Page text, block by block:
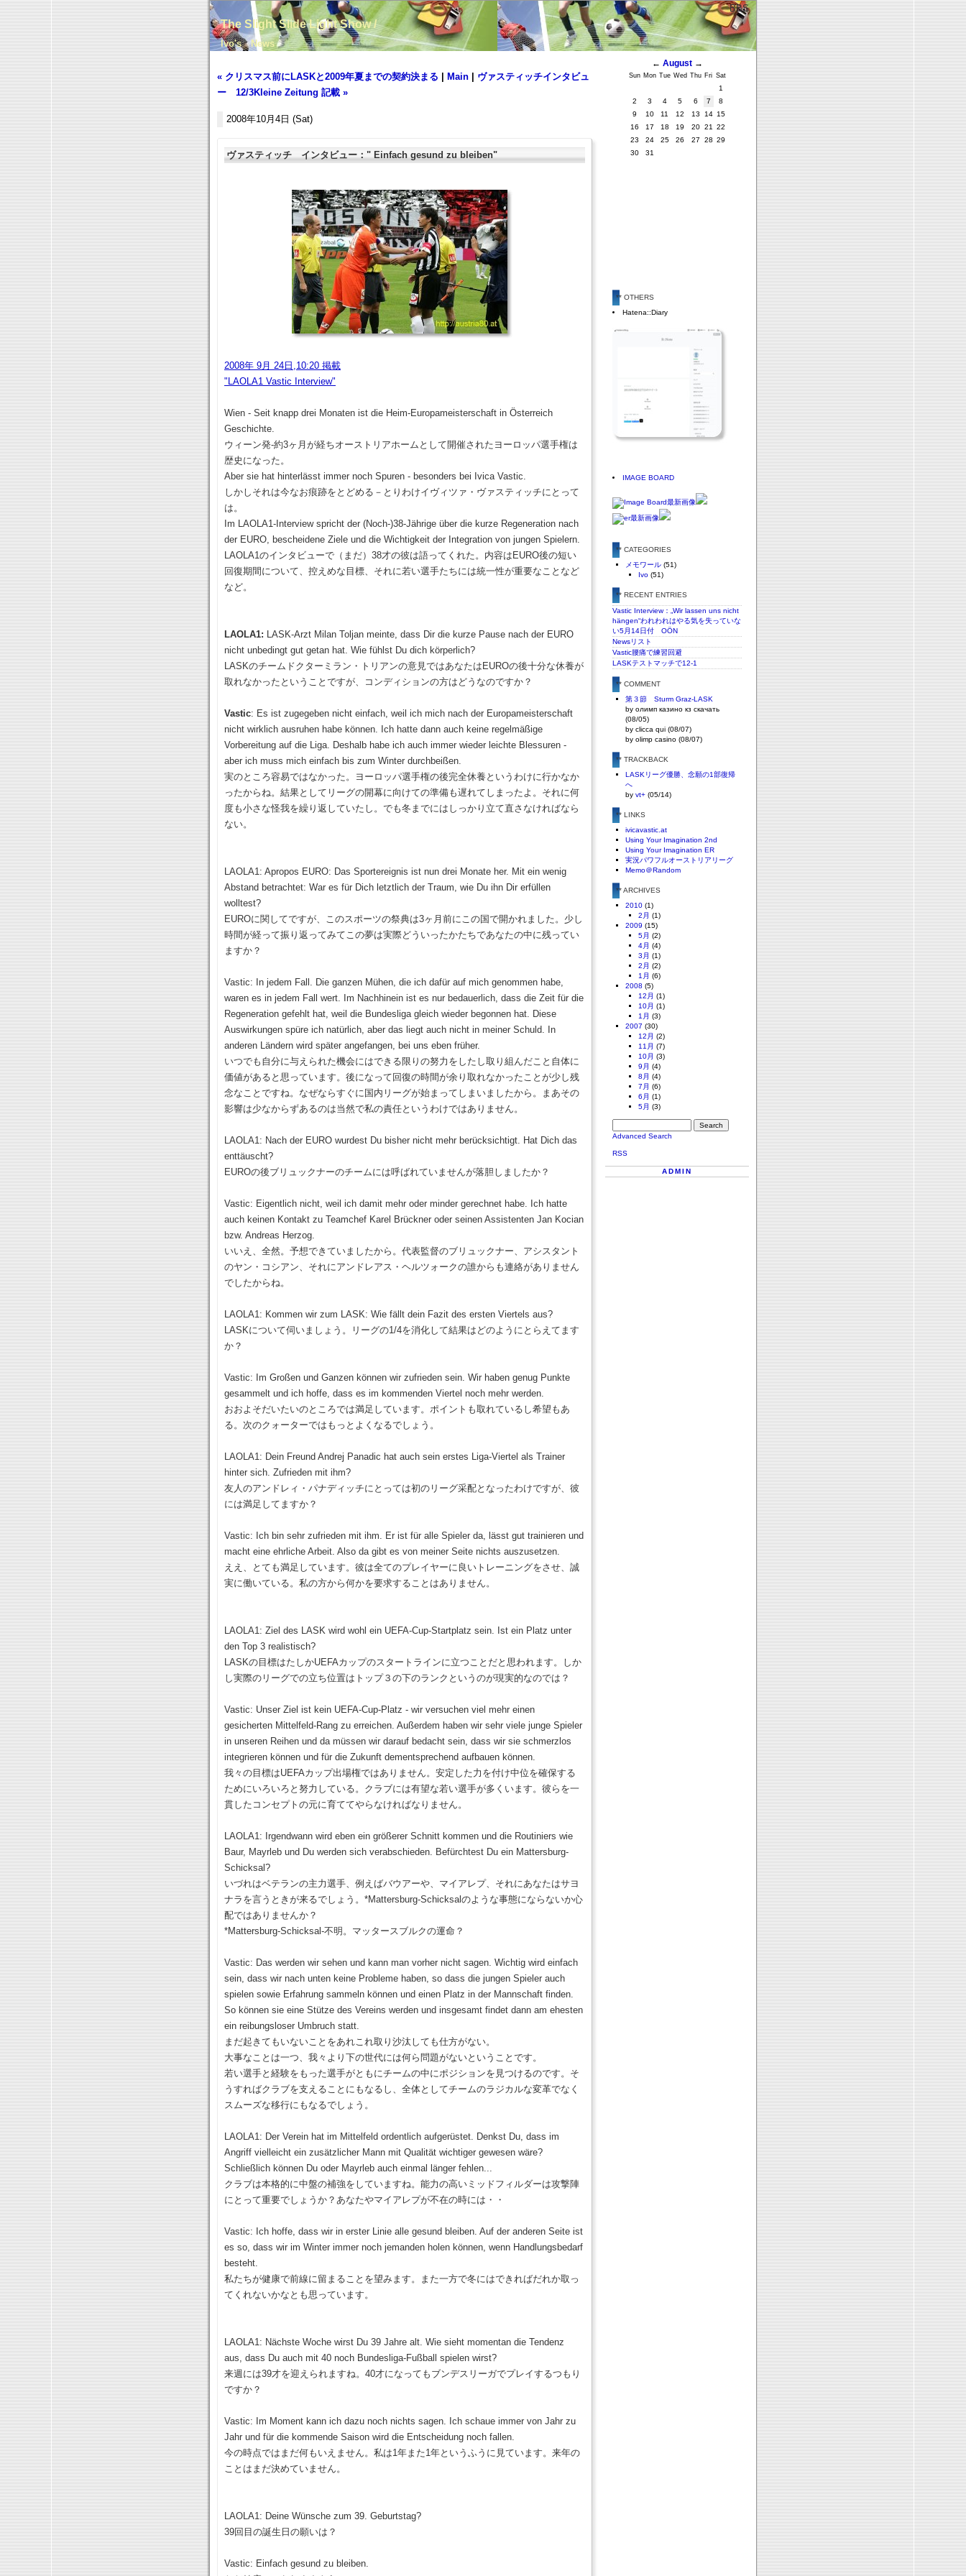
BBS
The Slight Slide Light Show /
Ivo's News
« クリスマス前にLASKと2009年夏までの契約決まる Main
ヴァスティッチインタビュ
ー 12/3Kleine Zeitung 記載 »
2008年10月4日 (Sat)
ヴァスティッチ インタビュー：" Einfach gesund zu bleiben"
2008年 9月 24日,10:20 掲載
"LAOLA1 Vastic Interview"
Wien - Seit knapp drei Monaten ist die Heim-Europameisterschaft in Österreich
Geschichte.
ウィーン発-約3ヶ月が経ちオーストリアホームとして開催されたヨーロッパ選手権は
歴史になった。
Aber sie hat hinterlässt immer noch Spuren - besonders bei Ivica Vastic.
しかしそれは今なお痕跡をとどめる－とりわけイヴィツァ・ヴァスティッチにとって
は。
Im LAOLA1-Interview spricht der (Noch-)38-Jährige über die kurze Regeneration nach
der EURO, bescheidene Ziele und die Wichtigkeit der Integration von jungen Spielern.
LAOLA1のインタビューで（まだ）38才の彼は語ってくれた。内容はEURO後の短い
回復期間について、控えめな目標、それに若い選手たちには統一性が重要なことなど
など。
LAOLA1: LASK-Arzt Milan Toljan meinte, dass Dir die kurze Pause nach der EURO
nicht unbedingt gut getan hat. Wie fühlst Du dich körperlich?
LASKのチームドクターミラン・トリアンの意見ではあなたはEUROの後十分な休養が
取れなかったということですが、コンディションの方はどうなのですか？
Vastic: Es ist zugegeben nicht einfach, weil ich mich nach der Europameisterschaft
nicht wirklich ausruhen habe können. Ich hatte dann auch keine regelmäßige
Vorbereitung auf die Liga. Deshalb habe ich auch immer wieder leichte Blessuren -
aber ich muss mich einfach bis zum Winter durchbeißen.
実のところ容易ではなかった。ヨーロッパ選手権の後完全休養というわけに行かなか
ったからね。結果としてリーグの開幕に向けての準備も遅れてしまったよ。それに何
度も小さな怪我を繰り返していたし。でも冬までにはしっかり立て直さなければなら
ない。
LAOLA1: Apropos EURO: Das Sportereignis ist nun drei Monate her. Mit ein wenig
Abstand betrachtet: War es für Dich letztlich der Traum, wie Du ihn Dir erfüllen
wolltest?
EUROに関してですが、このスポーツの祭典は3ヶ月前にこの国で開かれました。少し
時間が経って振り返ってみてこの夢は実際どういったかたちであなたの中に残ってい
ますか？
Vastic: In jedem Fall. Die ganzen Mühen, die ich dafür auf mich genommen habe,
waren es in jedem Fall wert. Im Nachhinein ist es nur bedauerlich, dass die Zeit für die
Regeneration gefehlt hat, weil die Bundesliga gleich wieder begonnen hat. Diese
Auswirkungen spüre ich natürlich, aber das liegt auch nicht in meiner Schuld. In
anderen Ländern wird später angefangen, bei uns eben früher.
いつでも自分に与えられた機会にはできる限りの努力をしたし取り組んだこと自体に
価値があると思っています。後になって回復の時間が余り取れなかったことが少し残
念なことですね。なぜならすぐに国内リーグが始まってしまいましたから。まあその
影響は少なからずあるのは当然で私の責任というわけではありません。
LAOLA1: Nach der EURO wurdest Du bisher nicht mehr berücksichtigt. Hat Dich das
enttäuscht?
EUROの後ブリュックナーのチームには呼ばれていませんが落胆しましたか？
Vastic: Eigentlich nicht, weil ich damit mehr oder minder gerechnet habe. Ich hatte
auch keinen Kontakt zu Teamchef Karel Brückner oder seinen Assistenten Jan Kocian
bzw. Andreas Herzog.
いいえ、全然。予想できていましたから。代表監督のブリュックナー、アシスタント
のヤン・コシアン、それにアンドレアス・ヘルツォークの誰からも連絡がありません
でしたからね。
LAOLA1: Kommen wir zum LASK: Wie fällt dein Fazit des ersten Viertels aus?
LASKについて伺いましょう。リーグの1/4を消化して結果はどのようにとらえてます
か？
Vastic: Im Großen und Ganzen können wir zufrieden sein. Wir haben genug Punkte
gesammelt und ich hoffe, dass es im kommenden Viertel noch mehr werden.
おおよそだいたいのところでは満足しています。ポイントも取れているし希望もあ
る。次のクォーターではもっとよくなるでしょう。
LAOLA1: Dein Freund Andrej Panadic hat auch sein erstes Liga-Viertel als Trainer
hinter sich. Zufrieden mit ihm?
友人のアンドレィ・パナディッチにとっては初のリーグ采配となったわけですが、彼
には満足してますか？
Vastic: Ich bin sehr zufrieden mit ihm. Er ist für alle Spieler da, lässt gut trainieren und
macht eine ehrliche Arbeit. Also da gibt es von meiner Seite nichts auszusetzen.
ええ、とても満足しています。彼は全てのプレイヤーに良いトレーニングをさせ、誠
実に働いている。私の方から何かを要求することはありません。
LAOLA1: Ziel des LASK wird wohl ein UEFA-Cup-Startplatz sein. Ist ein Platz unter
den Top 3 realistisch?
LASKの目標はたしかUEFAカップのスタートラインに立つことだと思われます。しか
し実際のリーグでの立ち位置はトップ３の下のランクというのが現実的なのでは？
Vastic: Unser Ziel ist kein UEFA-Cup-Platz - wir versuchen viel mehr einen
gesicherten Mittelfeld-Rang zu erreichen. Außerdem haben wir sehr viele junge Spieler
in unseren Reihen und da müssen wir darauf bedacht sein, dass wir sie schmerzlos
integrieren können und für die Zukunft dementsprechend aufbauen können.
我々の目標はUEFAカップ出場権ではありません。安定した力を付け中位を確保する
ためにいろいろと努力している。クラブには有望な若い選手が多くいます。彼らを一
貫したコンセプトの元に育ててやらなければなりません。
LAOLA1: Irgendwann wird eben ein größerer Schnitt kommen und die Routiniers wie
Baur, Mayrleb und Du werden sich verabschieden. Befürchtest Du ein Mattersburg-
Schicksal?
いづれはベテランの主力選手、例えばバウアーや、マイアレプ、それにあなたはサヨ
ナラを言うときが来るでしょう。*Mattersburg-Schicksalのような事態にならないか心
配ではありませんか？
*Mattersburg-Schicksal-不明。マッタースブルクの運命？
Vastic: Das werden wir sehen und kann man vorher nicht sagen. Wichtig wird einfach
sein, dass wir nach unten keine Probleme haben, so dass die jungen Spieler auch
spielen sowie Erfahrung sammeln können und einen Platz in der Mannschaft finden.
So können sie eine Stütze des Vereins werden und insgesamt findet dann am ehesten
ein reibungsloser Umbruch statt.
まだ起きてもいないことをあれこれ取り沙汰しても仕方がない。
大事なことは一つ、我々より下の世代には何ら問題がないということです。
若い選手と経験をもった選手がともにチームの中にポジションを見つけるのです。そ
うすればクラブを支えることにもなるし、全体としてチームのラジカルな変革でなく
スムーズな移行にもなるでしょう。
LAOLA1: Der Verein hat im Mittelfeld ordentlich aufgerüstet. Denkst Du, dass im
Angriff vielleicht ein zusätzlicher Mann mit Qualität wichtiger gewesen wäre?
Schließlich können Du oder Mayrleb auch einmal länger fehlen...
クラブは本格的に中盤の補強をしていますね。能力の高いミッドフィルダーは攻撃陣
にとって重要でしょうか？あなたやマイアレプが不在の時には・・
Vastic: Ich hoffe, dass wir in erster Linie alle gesund bleiben. Auf der anderen Seite ist
es so, dass wir im Winter immer noch jemanden holen können, wenn Handlungsbedarf
besteht.
私たちが健康で前線に留まることを望みます。また一方で冬にはできればだれか取っ
てくれないかなとも思っています。
LAOLA1: Nächste Woche wirst Du 39 Jahre alt. Wie sieht momentan die Tendenz
aus, dass Du auch mit 40 noch Bundesliga-Fußball spielen wirst?
来週には39才を迎えられますね。40才になってもブンデスリーガでプレイするつもり
ですか？
Vastic: Im Moment kann ich dazu noch nichts sagen. Ich schaue immer von Jahr zu
Jahr und für die kommende Saison wird die Entscheidung noch fallen.
今の時点ではまだ何もいえません。私は1年また1年というふうに見ています。来年の
ことはまだ決めていません。
LAOLA1: Deine Wünsche zum 39. Geburtstag?
39回目の誕生日の願いは？
Vastic: Einfach gesund zu bleiben.
← August→
Sun Mon Tue Wed Thu Fri Sat
1
2
3 4 5 6 7
8
9
10 11 12 13 14 15
16
17 18 19 20 21
22
23
24 25 26 27 28 29
30
31
** OTHERS
Hatena::Diary
IMAGE BOARD
** CATEGORIES
メモワール (51)
Ivo (51)
** RECENT ENTRIES
Vastic Interview：„Wir lassen uns nicht
hängen“われわれはやる気を失っていな
い5月14日付 OÖN
Newsリスト
Vastic腰痛で練習回避
LASKテストマッチで12-1
** COMMENT
第３節 Sturm Graz-LASK
by олимп казино кз скачать
(08/05)
by clicca qui (08/07)
by olimp casino (08/07)
** TRACKBACK
LASKリーグ優勝、念願の1部復帰
へ
by vt+ (05/14)
** LINKS
ivicavastic.at
Using Your Imagination 2nd
Using Your Imagination ER
実況パワフルオーストリアリーグ
Memo＠Random
** ARCHIVES
2010 (1)
2月 (1)
2009 (15)
5月 (2)
4月 (4)
3月 (1)
2月 (2)
1月 (6)
2008 (5)
12月 (1)
10月 (1)
1月 (3)
2007 (30)
12月 (2)
11月 (7)
10月 (3)
9月 (4)
8月 (4)
7月 (6)
6月 (1)
5月 (3)
Advanced Search
RSS
ADMIN